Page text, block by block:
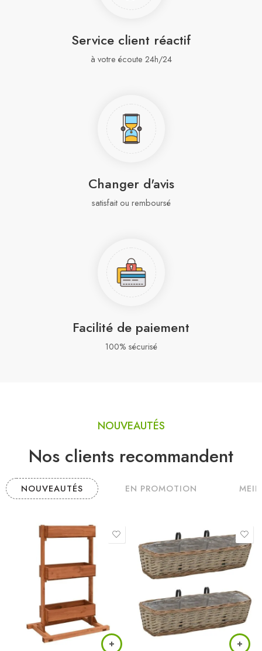
Service client réactif
à votre écoute 24h/24
Changer d'avis
satisfait ou remboursé
Facilité de paiement
100% sécurisé
NOUVEAUTÉS
Nos clients recommandent
NOUVEAUTÉS EN PROMOTION